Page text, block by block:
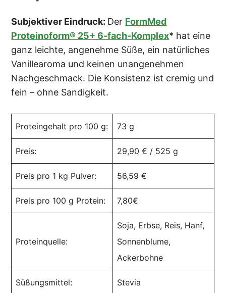
Subjektiver Eindruck: Der FormMed
Proteinoform® 25+ 6-fach-Komplex* hat eine
ganz leichte, angenehme Süße, ein natürliches
Vanillearoma und keinen unangenehmen
Nachgeschmack. Die Konsistenz ist cremig und
fein – ohne Sandigkeit.
Proteingehalt pro 100 g: 73 g
Preis: 29,90 € / 525 g
Preis pro 1 kg Pulver: 56,59 €
Preis pro 100 g Protein: 7,80€
Proteinquelle:
Soja, Erbse, Reis, Hanf,
Sonnenblume,
Ackerbohne
Süßungsmittel: Stevia